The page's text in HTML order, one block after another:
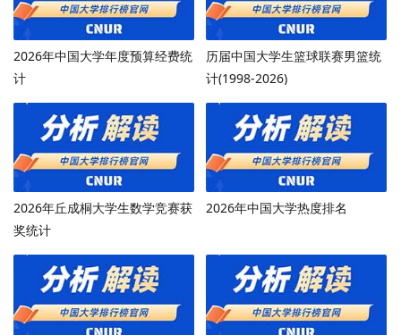
2026年中国大学年度预算经费统
计
历届中国大学生篮球联赛男篮统
计(1998-2026)
2026年丘成桐大学生数学竞赛获
奖统计
2026年中国大学热度排名